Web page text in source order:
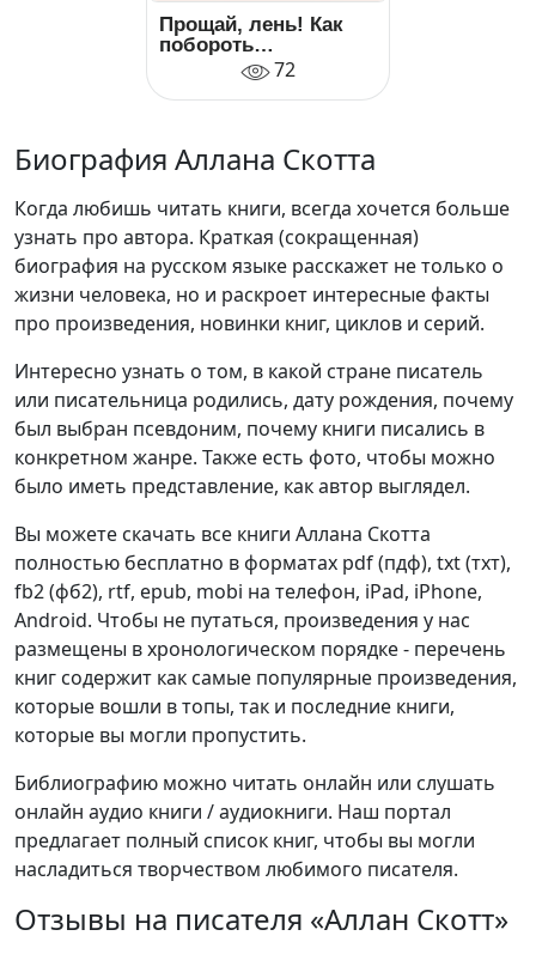
Прощай, лень! Как
побороть
прокрастинацию и
начать все успевать
72
Биография Аллана Скотта
Когда любишь читать книги, всегда хочется больше
узнать про автора. Краткая (сокращенная)
биография на русском языке расскажет не только о
жизни человека, но и раскроет интересные факты
про произведения, новинки книг, циклов и серий.
Интересно узнать о том, в какой стране писатель
или писательница родились, дату рождения, почему
был выбран псевдоним, почему книги писались в
конкретном жанре. Также есть фото, чтобы можно
было иметь представление, как автор выглядел.
Вы можете скачать все книги Аллана Скотта
полностью бесплатно в форматах pdf (пдф), txt (тхт),
fb2 (фб2), rtf, epub, mobi на телефон, iPad, iPhone,
Android. Чтобы не путаться, произведения у нас
размещены в хронологическом порядке - перечень
книг содержит как самые популярные произведения,
которые вошли в топы, так и последние книги,
которые вы могли пропустить.
Библиографию можно читать онлайн или слушать
онлайн аудио книги / аудиокниги. Наш портал
предлагает полный список книг, чтобы вы могли
насладиться творчеством любимого писателя.
Отзывы на писателя «Аллан Скотт»